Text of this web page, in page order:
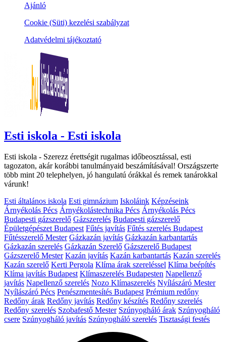
Ajánló
Cookie (Süti) kezelési szabályzat
Adatvédelmi tájékoztató
Esti iskola - Esti iskola
Esti iskola - Szerezz érettségit rugalmas időbeosztással, esti
tagozaton, akár korábbi tanulmányaid beszámításával! Országszerte
több mint 20 telephelyen, jó hangulatú órákkal és remek tanárokkal
várunk!
Esti általános iskola Esti gimnázium Iskoláink Képzéseink
Árnyékolás Pécs Árnyékolástechnika Pécs Árnyékolás Pécs
Budapesti gázszerelő Gázszerelés Budapesti gázszerelő
Épületgépészet Budapest Fűtés javítás Fűtés szerelés Budapest
Fűtésszerelő Mester Gázkazán javítás Gázkazán karbantartás
Gázkazán szerelés Gázkazán Szerelő Gázszerelő Budapest
Gázszerelő Mester Kazán javítás Kazán karbantartás Kazán szerelés
Kazán szerelő Kerti Pergola Klíma árak szereléssel Klíma beépítés
Klíma javítás Budapest Klímaszerelés Budapesten Napellenző
javítás Napellenző szerelés Nozo Klímaszerelés Nyílászáró Mester
Nyílászáró Pécs Penészmentesítés Budapest Prémium redőny
Redőny árak Redőny javítás Redőny készítés Redőny szerelés
Redőny szerelés Szobafestő Mester Szúnyogháló árak Szúnyogháló
csere Szúnyogháló javítás Szúnyogháló szerelés Tisztasági festés